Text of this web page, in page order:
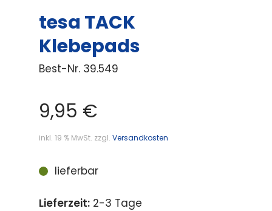
tesa TACK
Klebepads
Best-Nr. 39.549
9,95 €
inkl. 19 % MwSt. zzgl. Versandkosten
lieferbar
Lieferzeit: 2-3 Tage